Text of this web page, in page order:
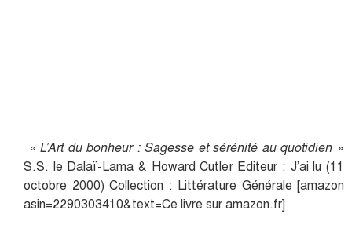
«L’Art du bonheur : Sagesse et sérénité au quotidien »
S.S. le Dalaï-Lama & Howard Cutler Editeur : J’ai lu (11
octobre 2000) Collection : Littérature Générale [amazon
asin=2290303410&text=Ce livre sur amazon.fr]